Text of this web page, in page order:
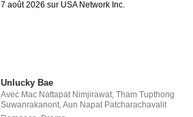
7 août 2026 sur USA Network Inc.
Unlucky Bae
Avec Mac Nattapat Nimjirawat,Tham Tupthong
Suwanrakanont,Aun Napat Patcharachavalit